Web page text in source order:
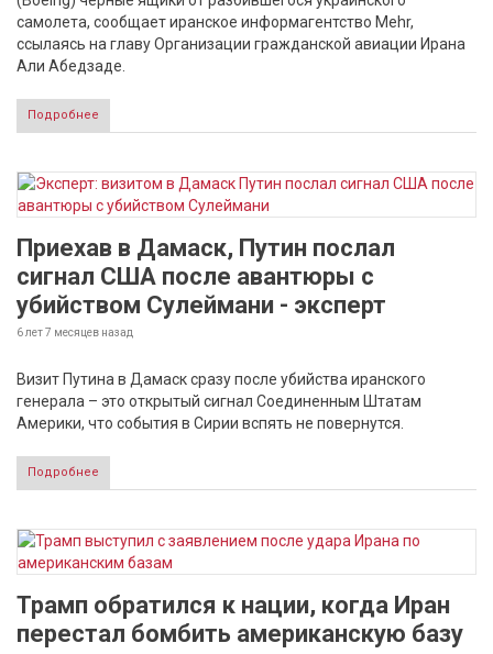
самолета, сообщает иранское информагентство Mehr,
ссылаясь на главу Организации гражданской авиации Ирана
Али Абедзаде.
Подробнее
Приехав в Дамаск, Путин послал
сигнал США после авантюры с
убийством Сулеймани - эксперт
6 лет 7 месяцев назад
Визит Путина в Дамаск сразу после убийства иранского
генерала – это открытый сигнал Соединенным Штатам
Америки, что события в Сирии вспять не повернутся.
Подробнее
Трамп обратился к нации, когда Иран
перестал бомбить американскую базу